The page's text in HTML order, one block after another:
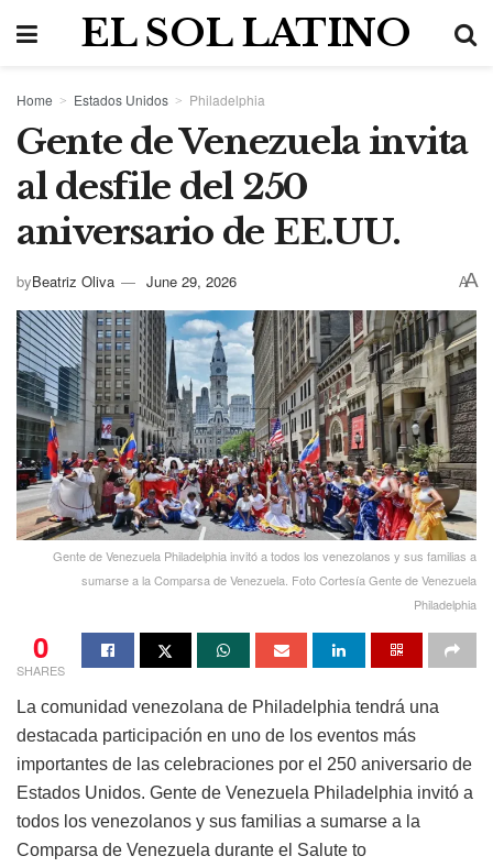
EL SOL LATINO
Home Estados Unidos Philadelphia
Gente de Venezuela invita
al desfile del 250
aniversario de EE.UU.
byBeatriz Oliva June 29, 2026 AA
Gente de Venezuela Philadelphia invitó a todos los venezolanos y sus familias a
sumarse a la Comparsa de Venezuela. Foto Cortesía Gente de Venezuela
Philadelphia
0
SHARES
La comunidad venezolana de Philadelphia tendrá una
destacada participación en uno de los eventos más
importantes de las celebraciones por el 250 aniversario de
Estados Unidos. Gente de Venezuela Philadelphia invitó a
todos los venezolanos y sus familias a sumarse a la
Comparsa de Venezuela durante el Salute to